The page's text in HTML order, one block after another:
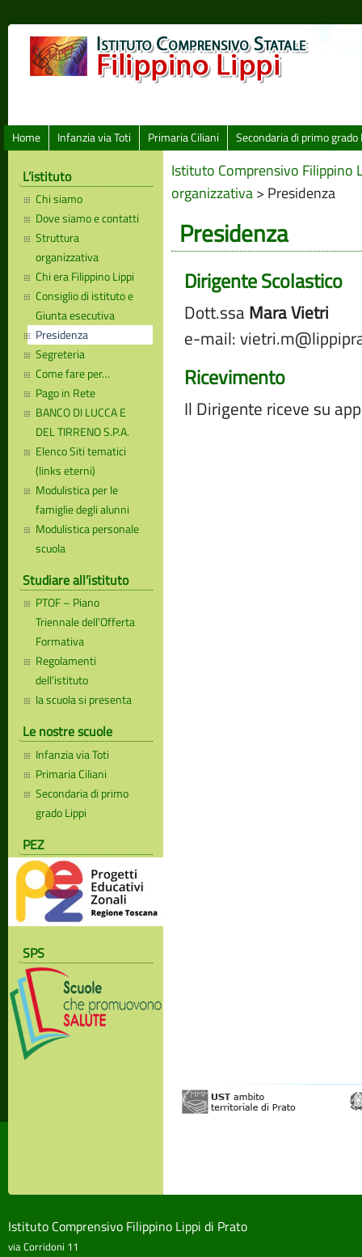
Home Infanzia via Toti Primaria Ciliani Secondaria di primo grado
L’istituto
Chi siamo
Dove siamo e contatti
Struttura
organizzativa
Chi era Filippino Lippi
Consiglio di istituto e
Giunta esecutiva
Presidenza
Segreteria
Come fare per…
Pago in Rete
BANCO DI LUCCA E
DEL TIRRENO S.P.A.
Elenco Siti tematici
(links eterni)
Modulistica per le
famiglie degli alunni
Modulistica personale
scuola
Studiare all’istituto
PTOF – Piano
Triennale dell’Offerta
Formativa
Regolamenti
dell’istituto
la scuola si presenta
Le nostre scuole
Infanzia via Toti
Primaria Ciliani
Secondaria di primo
grado Lippi
PEZ
SPS
Istituto Comprensivo Filippino
organizzativa> Presidenza
Presidenza
Dirigente Scolastico
Dott.ssaMara Vietri
e-mail:
Ricevimento
Il Dirigente riceve su
Istituto Comprensivo Filippino Lippi di Prato
via Corridoni 11